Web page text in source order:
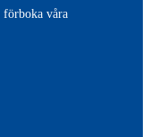
våra